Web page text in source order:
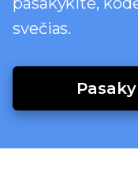
svečias.